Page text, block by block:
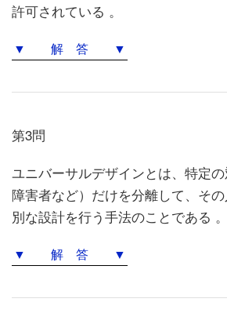
許可されている 。
▼ 解 答 ▼
第3問
ユニバーサルデザインとは、特定
障害者など）だけを分離して、そ
別な設計を行う手法のことである 。
▼ 解 答 ▼